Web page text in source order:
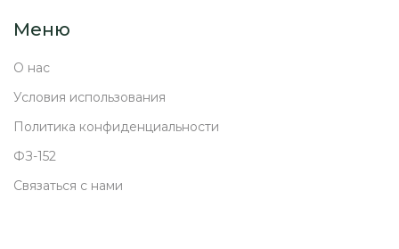
Меню
О нас
Условия использования
Политика конфиденциальности
ФЗ-152
Связаться с нами